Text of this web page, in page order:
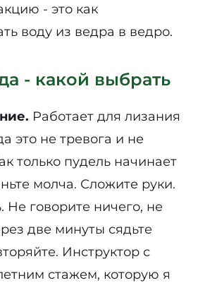
- это как
воду из ведра в ведро.
- какой выбрать
Работает для лизания
это не тревога и не
только пудель начинает
молча. Сложите руки.
Не говорите ничего, не
две минуты сядьте
Инструктор с
стажем, которую я